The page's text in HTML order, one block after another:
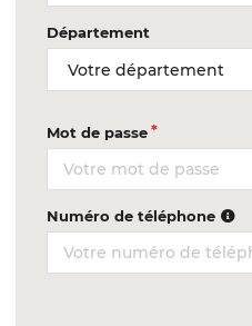
Département
Mot de passe
Numéro de téléphone